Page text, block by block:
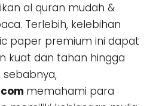
al quran mudah &
Terlebih, kelebihan
paper premium ini dapat
kuat dan tahan hingga
sebabnya,
memahami para